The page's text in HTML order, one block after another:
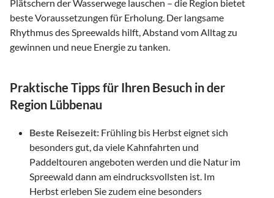
Plätschern der Wasserwege lauschen – die Region bietet
beste Voraussetzungen für Erholung. Der langsame
Rhythmus des Spreewalds hilft, Abstand vom Alltag zu
gewinnen und neue Energie zu tanken.
Praktische Tipps für Ihren Besuch in der
Region Lübbenau
Beste Reisezeit: Frühling bis Herbst eignet sich
besonders gut, da viele Kahnfahrten und
Paddeltouren angeboten werden und die Natur im
Spreewald dann am eindrucksvollsten ist. Im
Herbst erleben Sie zudem eine besonders